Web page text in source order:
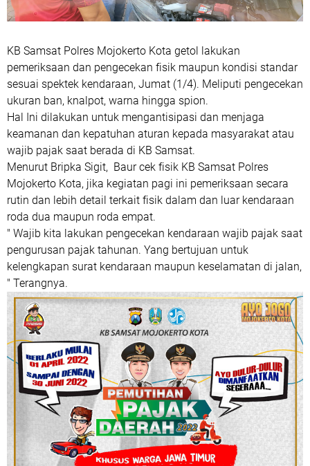
KB Samsat Polres Mojokerto Kota getol lakukan
pemeriksaan dan pengecekan fisik maupun kondisi standar
sesuai spektek kendaraan, Jumat (1/4). Meliputi pengecekan
ukuran ban, knalpot, warna hingga spion.
Hal Ini dilakukan untuk mengantisipasi dan menjaga
keamanan dan kepatuhan aturan kepada masyarakat atau
wajib pajak saat berada di KB Samsat.
Menurut Bripka Sigit, Baur cek fisik KB Samsat Polres
Mojokerto Kota, jika kegiatan pagi ini pemeriksaan secara
rutin dan lebih detail terkait fisik dalam dan luar kendaraan
roda dua maupun roda empat.
" Wajib kita lakukan pengecekan kendaraan wajib pajak saat
pengurusan pajak tahunan. Yang bertujuan untuk
kelengkapan surat kendaraan maupun keselamatan di jalan,
" Terangnya.